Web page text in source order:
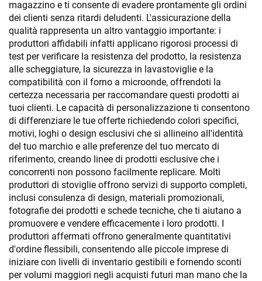
magazzino e ti consente di evadere prontamente gli ordini
dei clienti senza ritardi deludenti. L'assicurazione della
qualità rappresenta un altro vantaggio importante: i
produttori affidabili infatti applicano rigorosi processi di
test per verificare la resistenza del prodotto, la resistenza
alle scheggiature, la sicurezza in lavastoviglie e la
compatibilità con il forno a microonde, offrendoti la
certezza necessaria per raccomandare questi prodotti ai
tuoi clienti. Le capacità di personalizzazione ti consentono
di differenziare le tue offerte richiedendo colori specifici,
motivi, loghi o design esclusivi che si allineino all'identità
del tuo marchio e alle preferenze del tuo mercato di
riferimento, creando linee di prodotti esclusive che i
concorrenti non possono facilmente replicare. Molti
produttori di stoviglie offrono servizi di supporto completi,
inclusi consulenza di design, materiali promozionali,
fotografie dei prodotti e schede tecniche, che ti aiutano a
promuovere e vendere efficacemente i loro prodotti. I
produttori affermati offrono generalmente quantitativi
d'ordine flessibili, consentendo alle piccole imprese di
iniziare con livelli di inventario gestibili e fornendo sconti
per volumi maggiori negli acquisti futuri man mano che la